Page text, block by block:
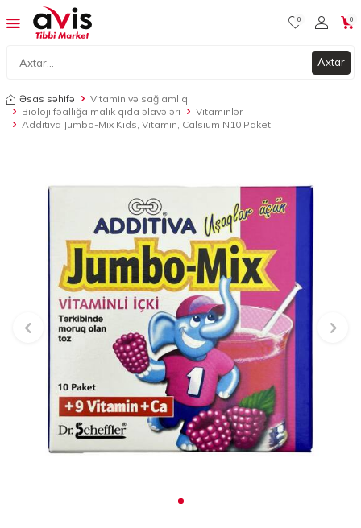
Axtar
0 0
Əsas səhifə
Vitamin və sağlamlıq
Bioloji fəallığa malik qida əlavələri
Vitaminlər
Additiva Jumbo-Mix Kids, Vitamin, Calsium N10 Paket